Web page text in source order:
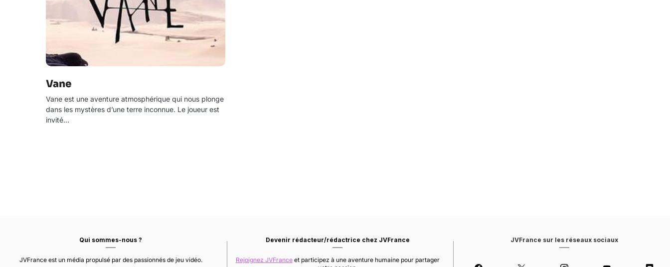
Vane
Vane est une aventure atmosphérique qui nous plonge
dans les mystères d’une terre inconnue. Le joueur est
invité…
Qui sommes-nous ?
JVFrance est un média propulsé par des passionnés de jeu vidéo.
Devenir rédacteur/rédactrice chez JVFrance
Rejoignez JVFranceet participez à une aventure humaine pour partager
JVFrance sur les réseaux sociaux